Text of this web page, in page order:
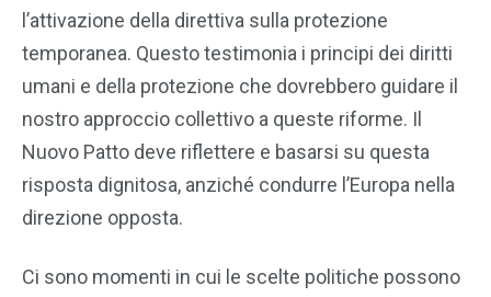
l’attivazione della direttiva sulla protezione
temporanea. Questo testimonia i principi dei diritti
umani e della protezione che dovrebbero guidare il
nostro approccio collettivo a queste riforme. Il
Nuovo Patto deve riflettere e basarsi su questa
risposta dignitosa, anziché condurre l’Europa nella
direzione opposta.
Ci sono momenti in cui le scelte politiche possono